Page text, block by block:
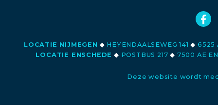
LOCATIE NIJMEGEN ◆ HEYENDAALSEWEG 141◆ 6525
LOCATIE ENSCHEDE ◆ POSTBUS 217◆ 7500 AE
Deze website wordt